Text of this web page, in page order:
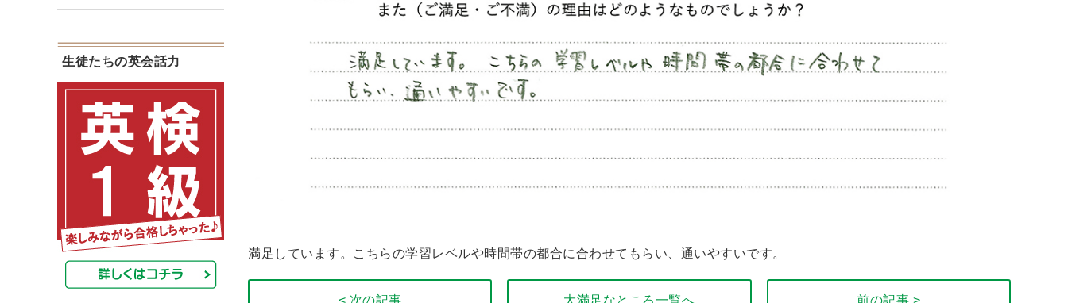
満足しています。こちらの学習レベルや時間帯の都合に合わせてもらい、通いやすいです。
生徒たちの英会話力